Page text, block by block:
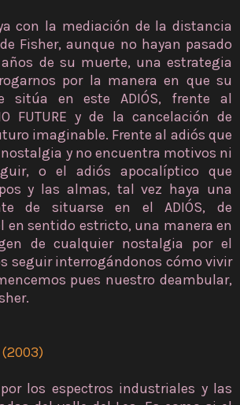
con la mediación de la distancia
Fisher, aunque no hayan pasado
de su muerte, una estrategia
por la manera en que su
sitúa en este ADIÓS, frente al
FUTURE y de la cancelación de
imaginable. Frente al adiós que
y no encuentra motivos ni
o el adiós apocalíptico que
y las almas, tal vez haya una
de situarse en el ADIÓS, de
en sentido estricto, una manera en
de cualquier nostalgia por el
seguir interrogándonos cómo vivir
pues nuestro deambular,
los espectros industriales y las